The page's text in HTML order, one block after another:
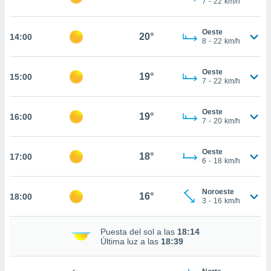
de que
sean
el sitio
para
ni para
aunque
no
14:00 20°
Oeste
8 - 22 km/h
15:00 19°
Oeste
7 - 22 km/h
16:00 19°
Oeste
7 - 20 km/h
17:00 18°
Oeste
6 - 18 km/h
18:00 16°
Noroeste
3 - 16 km/h
Puesta del sol a las 18:14
Última luz a las 18:39